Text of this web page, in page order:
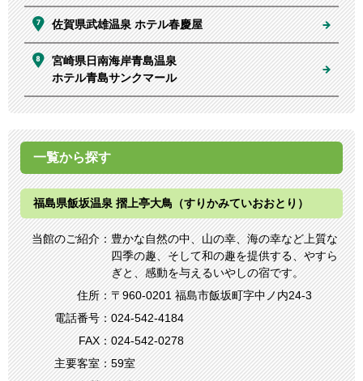
佐賀県武雄温泉ホテル春慶屋
宮崎県日南海岸⻘島温泉
ホテル⻘島サンクマール
一覧から探す
福島県飯坂温泉 摺上亭大鳥（すりかみていおおとり）
当館のご紹介：豊かな⾃然の中、山の幸、海の幸など上質な
四季の趣、そして和の趣を提供する、やすら
ぎと、感動を与えるいやしの宿です。
住所：〒960-0201 福島市飯坂町字中ノ内24-3
電話番号：024-542-4184
FAX：024-542-0278
主要客室：59室